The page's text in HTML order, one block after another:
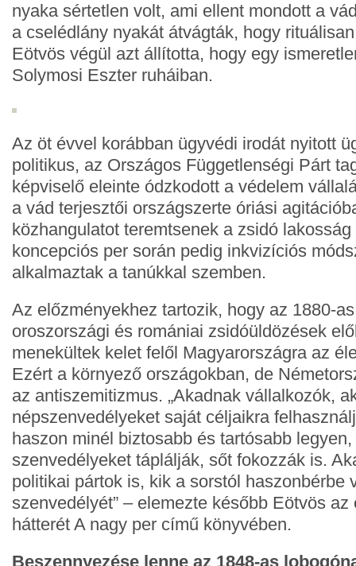
nyaka sértetlen volt, ami ellent mondott a
a cselédlány nyakát átvágták, hogy
Eötvös végül azt állította, hogy egy
Solymosi Eszter ruháiban.
Az öt évvel korábban ügyvédi irodát nyitott
politikus, az Országos Függetlenségi Párt
képviselő eleinte ódzkodott a védelem
a vád terjesztői országszerte óriási
közhangulatot teremtsenek a zsidó lakosság
koncepciós per során pedig inkvizíciós
alkalmaztak a tanúkkal szemben.
Az előzményekhez tartozik, hogy az 1880-
oroszországi és romániai zsidóüldözések
menekültek kelet felől Magyarországra az
Ezért a környező országokban, de
az antiszemitizmus. „Akadnak vállalkozók,
népszenvedélyeket saját céljaikra
haszon minél biztosabb és tartósabb
szenvedélyeket táplálják, sőt fokozzák is.
politikai pártok is, kik a sorstól haszonbérbe
szenvedélyét” – elemezte később Eötvös az
hátterét A nagy per című könyvében.
Beszennyezése lenne az 1848-as